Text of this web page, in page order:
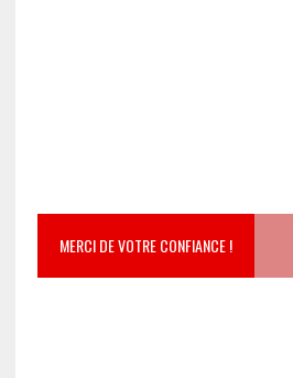
MERCI DE VOTRE CONFIANCE !